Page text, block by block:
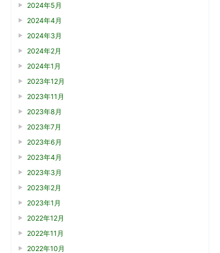
2024年5月
2024年4月
2024年3月
2024年2月
2024年1月
2023年12月
2023年11月
2023年8月
2023年7月
2023年6月
2023年4月
2023年3月
2023年2月
2023年1月
2022年12月
2022年11月
2022年10月